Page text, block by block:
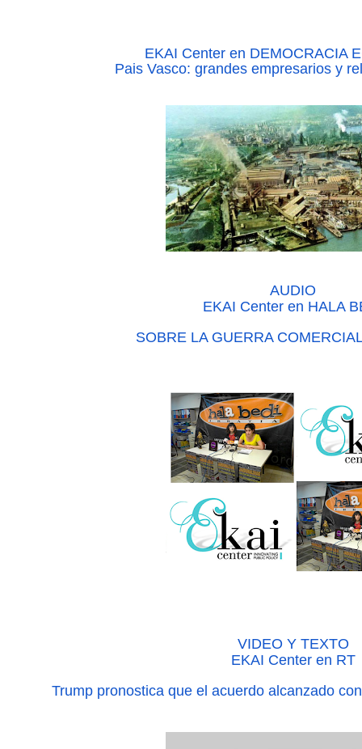
EKAI Center en DEMOCRACIA
Pais Vasco: grandes empresarios y
AUDIO
EKAI Center en HALA
SOBRE LA GUERRA
VIDEO Y TEXTO
EKAI Center en RT
Trump pronostica que el acuerdo alcanzado